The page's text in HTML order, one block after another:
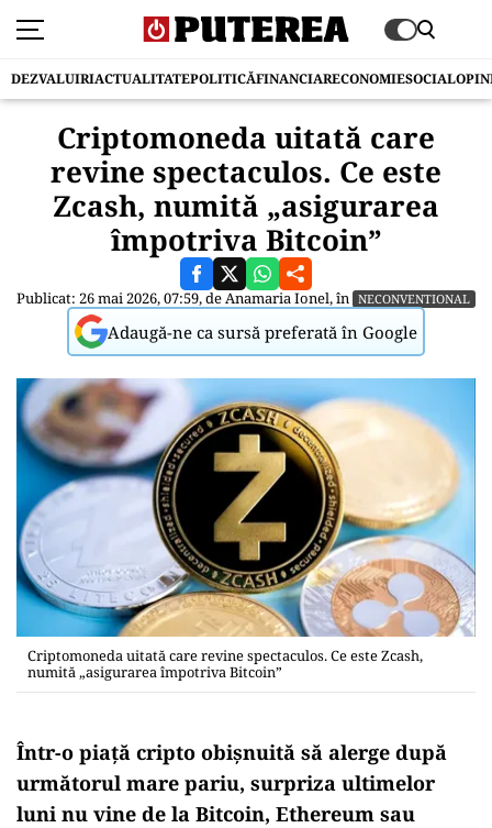
DEZVALUIRIACTUALITATEPOLITICĂFINANCIARECONOMIESOCIAL
Criptomoneda uitată care
revine spectaculos. Ce este
Zcash, numită „asigurarea
împotriva Bitcoin”
Publicat: 26 mai 2026, 07:59, deAnamaria Ionel, în NECONVENTIONAL
Adaugă-ne ca sursă preferată în Google
Criptomoneda uitată care revine spectaculos. Ce este Zcash,
numită „asigurarea împotriva Bitcoin”
Într-o piață cripto obișnuită să alerge după
următorul mare pariu, surpriza ultimelor
luni nu vine de la Bitcoin, Ethereum sau